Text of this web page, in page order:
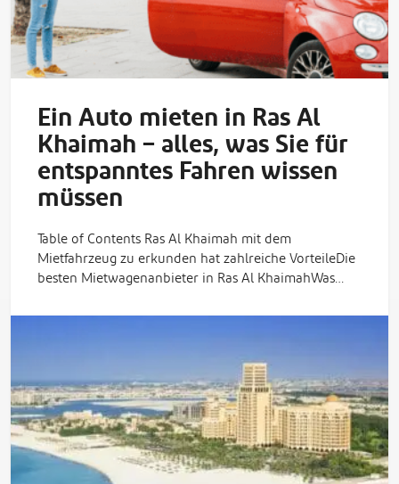
Ein Auto mieten in Ras Al
Khaimah – alles, was Sie für
entspanntes Fahren wissen
müssen
Table of Contents Ras Al Khaimah mit dem
Mietfahrzeug zu erkunden hat zahlreiche VorteileDie
besten Mietwagenanbieter in Ras Al KhaimahWas…